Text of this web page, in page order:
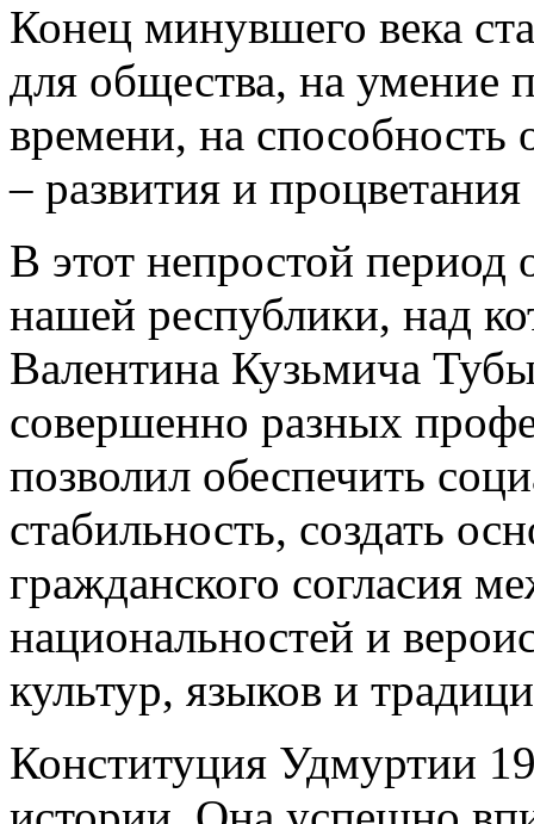
Конец минувшего века
для общества, на умение
времени, на способность
– развития и
В этот непростой
нашей республики, над
Валентина Кузьмича
совершенно разных
позволил обеспечить
стабильность, создать
гражданского согласия
национальностей и
культур, языков и
Конституция Удмуртии